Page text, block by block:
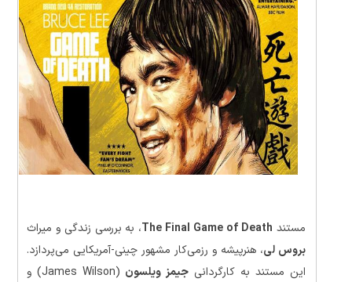
مستند The Final Game of Death، به بررسی زندگی و میراث
بروس لی، هنرپیشه و رزمی‌کار مشهور چینی-آمریکایی می‌پردازد.
این مستند به کارگردانی جیمز ویلسون
(James Wilson) و